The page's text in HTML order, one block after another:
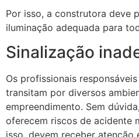
Por isso, a construtora deve
iluminação adequada para
Sinalização
Os profissionais
transitam por diversos
empreendimento. Sem
oferecem riscos de acidente